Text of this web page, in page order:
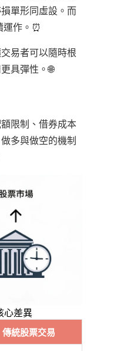
單形同虛設。而
運作。⏰
易者可以隨時根
具彈性。🌐
限制、借券成本
多與做空的機制
心差異
傳統股票交易